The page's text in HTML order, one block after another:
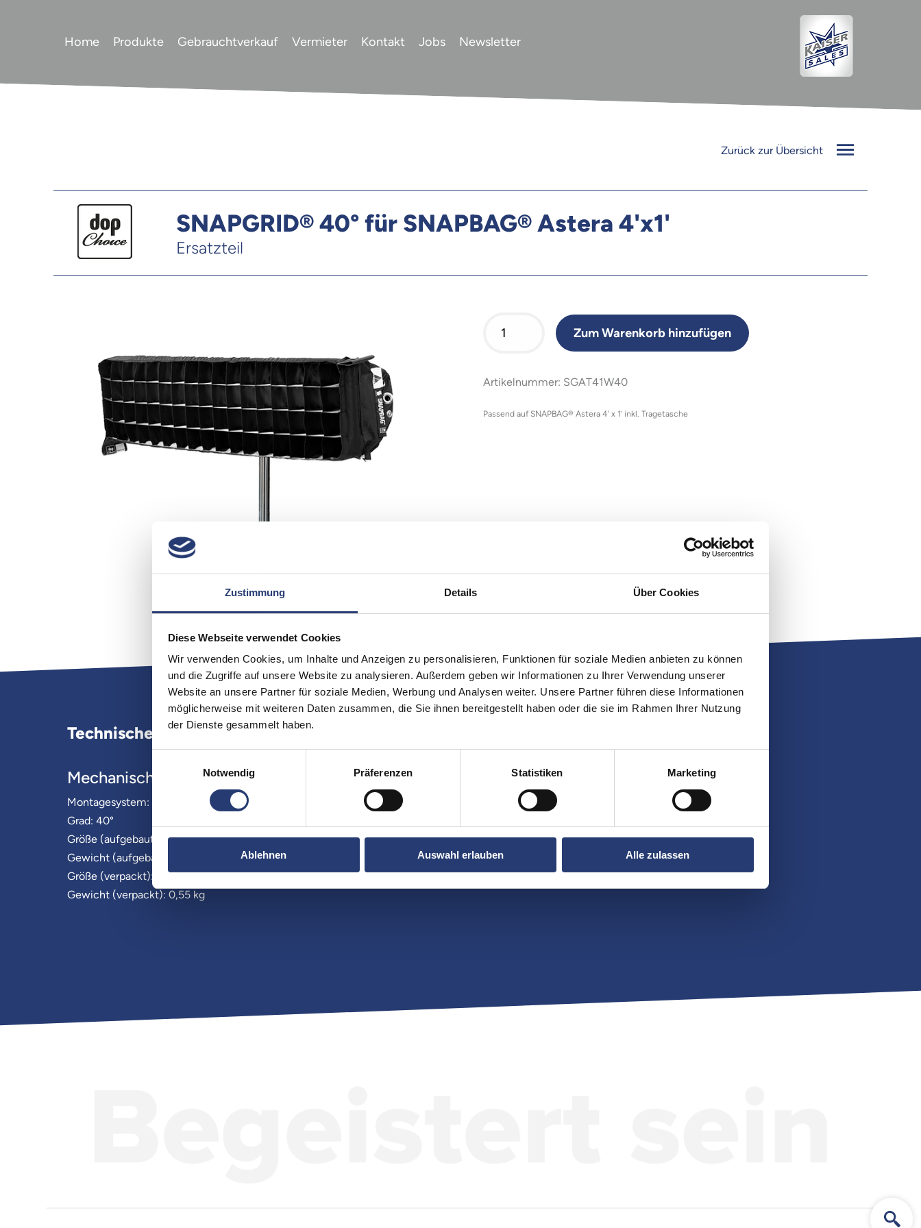
Zustimmung Details Über Cookies
Diese Webseite verwendet Cookies
Wir verwenden Cookies, um Inhalte und Anzeigen zu personalisieren, Funktionen für soziale Medien anbieten zu können
und die Zugriffe auf unsere Website zu analysieren. Außerdem geben wir Informationen zu Ihrer Verwendung unserer
Website an unsere Partner für soziale Medien, Werbung und Analysen weiter. Unsere Partner führen diese Informationen
möglicherweise mit weiteren Daten zusammen, die Sie ihnen bereitgestellt haben oder die sie im Rahmen Ihrer Nutzung
der Dienste gesammelt haben.
Notwendig
Präferenzen Statistiken Marketing
Ablehnen Auswahl erlauben Alle zulassen
Home Produkte Gebrauchtverkauf Vermieter Kontakt Jobs Newsletter
Zurück zur Übersicht
SNAPGRID® 40° für SNAPBAG® Astera 4'x1'
Ersatzteil
Zum Warenkorb hinzufügen
Artikelnummer: SGAT41W40
Passend auf SNAPBAG® Astera 4' x 1' inkl. Tragetasche
Technische Spezifikation | Downloads
Mechanisch
Montagesystem:
Hook and Loop Fit
Grad: 40°
Größe (aufgebaut):
109 x 26 x 12 cm
Gewicht (aufgebaut):
Größe (verpackt):
48 x 15 x 7 cm
Gewicht (verpackt): 0,55 kg